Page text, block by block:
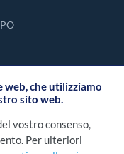
web, che utilizziamo
sito web.
vostro consenso,
Per ulteriori